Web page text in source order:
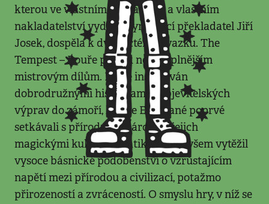
kterou ve vlastním přebásnění a vlastním
nakladatelství vydává vynikající překladatel Jiří
Josek, dospěla k dvanáctému svazku. The
Tempest – Bouře patří k nejtajuplnějším
mistrovým dílům. Děj je inspirován
dobrodružnými historkami z objevitelských
výprav do zámoří, kde se Evropané poprvé
setkávali s přírodními národy a jejich
magickými kulty, dramatik z nich ovšem vytěžil
vysoce básnické podobenství o vzrůstajícím
napětí mezi přírodou a civilizací, potažmo
přirozeností a zvráceností. O smyslu hry, v níž se